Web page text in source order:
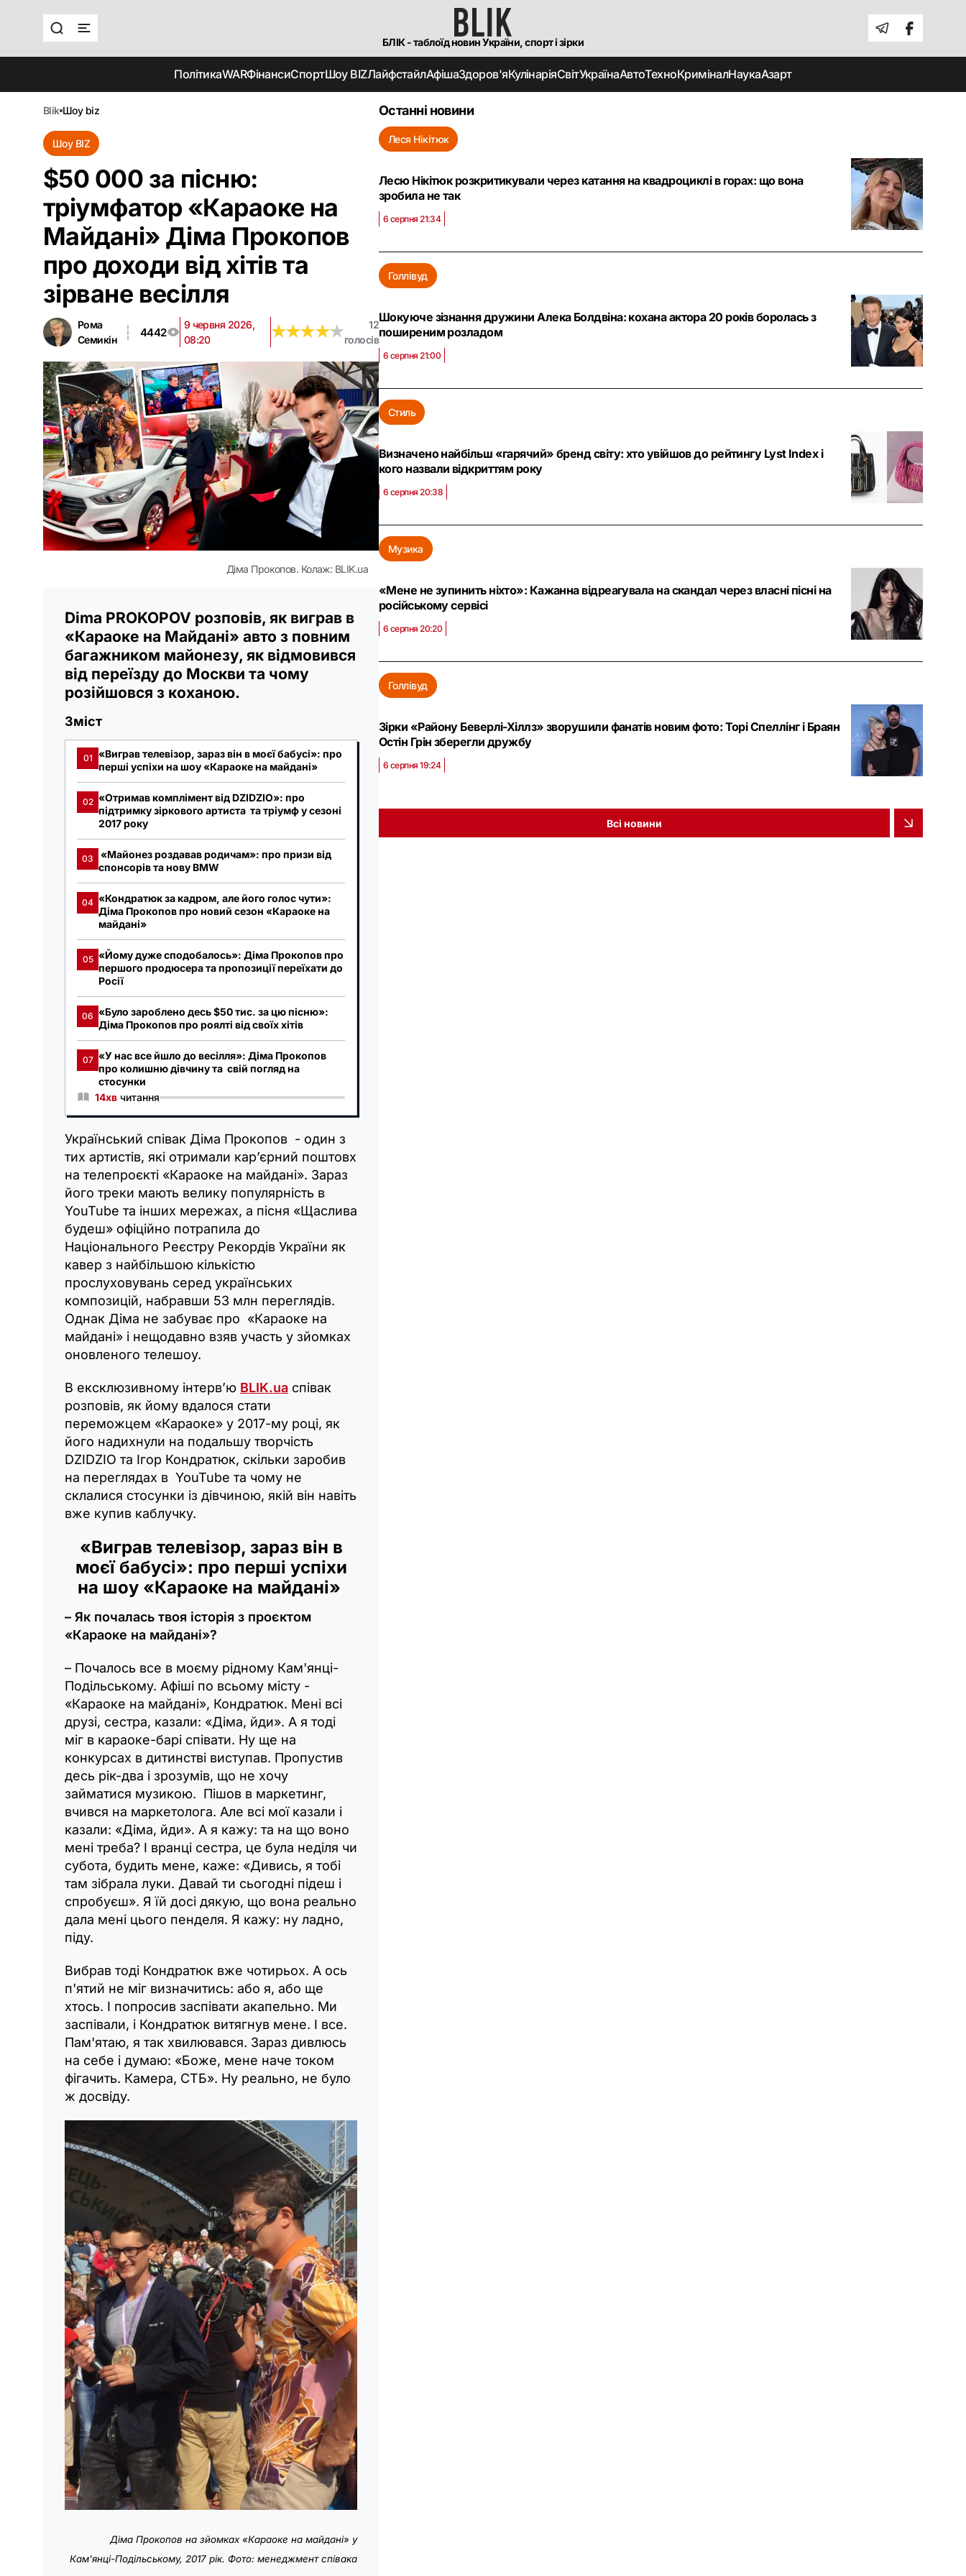
БЛІК - таблоїд новин України, спорт і зірки
ПолітикаWARФінансиСпортШоу BIZЛайфстайлАфішаЗдоров'яКулінаріяСвітУкраїнаАвтоТехноКриміналНаукаАзарт
blik шоу biz
Шоу BIZ
$50 000 за пісню:
тріумфатор «Караоке на
Майдані» Діма Прокопов
про доходи від хітів та
зірване весілля
Рома
Семикін
4442
9 червня 2026,
08:20
★★★★★
★★★★★
12
голосів
Діма Прокопов. Колаж: BLIK.ua
Dima PROKOPOV розповів, як виграв в
«Караоке на Майдані» авто з повним
багажником майонезу, як відмовився
від переїзду до Москви та чому
розійшовся з коханою.
Зміст
01 «Виграв телевізор, зараз він в моєї бабусі»: про
перші успіхи на шоу «Караоке на майдані»
02 «Отримав комплімент від DZIDZIO»: про
підтримку зіркового артиста та тріумф у сезоні
2017 року
03
«Майонез роздавав родичам»: про призи від
спонсорів та нову BMW
04 «Кондратюк за кадром, але його голос чути»:
Діма Прокопов про новий сезон «Караоке на
майдані»
05 «Йому дуже сподобалось»: Діма Прокопов про
першого продюсера та пропозиції переїхати до
Росії
06 «Було зароблено десь $50 тис. за цю пісню»:
Діма Прокопов про роялті від своїх хітів
07 «У нас все йшло до весілля»: Діма Прокопов
про колишню дівчину та свій погляд на
стосунки
14хв читання
Український співак Діма Прокопов - один з
тих артистів, які отримали кар’єрний поштовх
на телепроєкті «Караоке на майдані». Зараз
його треки мають велику популярність в
YouTube та інших мережах, а пісня «Щаслива
будеш» офіційно потрапила до
Національного Реєстру Рекордів України як
кавер з найбільшою кількістю
прослуховувань серед українських
композицій, набравши 53 млн переглядів.
Однак Діма не забуває про «Караоке на
майдані» і нещодавно взяв участь у зйомках
оновленого телешоу.
В ексклюзивному інтерв’ю BLIK.ua співак
розповів, як йому вдалося стати
переможцем «Караоке» у 2017-му році, як
його надихнули на подальшу творчість
DZIDZIO та Ігор Кондратюк, скільки заробив
на переглядах в YouTube та чому не
склалися стосунки із дівчиною, якій він навіть
вже купив каблучку.
«Виграв телевізор, зараз він в
моєї бабусі»: про перші успіхи
на шоу «Караоке на майдані»
– Як почалась твоя історія з проєктом
«Караоке на майдані»?
– Почалось все в моєму рідному Кам'янці-
Подільському. Афіші по всьому місту -
«Караоке на майдані», Кондратюк. Мені всі
друзі, сестра, казали: «Діма, йди». А я тоді
міг в караоке-барі співати. Ну ще на
конкурсах в дитинстві виступав. Пропустив
десь рік-два і зрозумів, що не хочу
займатися музикою. Пішов в маркетинг,
вчився на маркетолога. Але всі мої казали і
казали: «Діма, йди». А я кажу: та на що воно
мені треба? І вранці сестра, це була неділя чи
субота, будить мене, каже: «Дивись, я тобі
там зібрала луки. Давай ти сьогодні підеш і
спробуєш». Я їй досі дякую, що вона реально
дала мені цього пенделя. Я кажу: ну ладно,
піду.
Вибрав тоді Кондратюк вже чотирьох. А ось
п'ятий не міг визначитись: або я, або ще
хтось. І попросив заспівати акапельно. Ми
заспівали, і Кондратюк витягнув мене. І все.
Пам'ятаю, я так хвилювався. Зараз дивлюсь
на себе і думаю: «Боже, мене наче током
фігачить. Камера, СТБ». Ну реально, не було
ж досвіду.
Діма Прокопов на зйомках «Караоке на майдані» у
Кам'янці-Подільському, 2017 рік. Фото: менеджмент співака
Останні новини
Леся Нікітюк
Лесю Нікітюк розкритикували через катання на квадроциклі в горах: що вона
зробила не так
6 серпня 21:34
Голлівуд
Шокуюче зізнання дружини Алека Болдвіна: кохана актора 20 років боролась з
поширеним розладом
6 серпня 21:00
Стиль
Визначено найбільш «гарячий» бренд світу: хто увійшов до рейтингу Lyst Index і
кого назвали відкриттям року
6 серпня 20:38
Музика
«Мене не зупинить ніхто»: Кажанна відреагувала на скандал через власні пісні на
російському сервісі
6 серпня 20:20
Голлівуд
Зірки «Району Беверлі-Хіллз» зворушили фанатів новим фото: Торі Спеллінг і Браян
Остін Грін зберегли дружбу
6 серпня 19:24
Всі новини